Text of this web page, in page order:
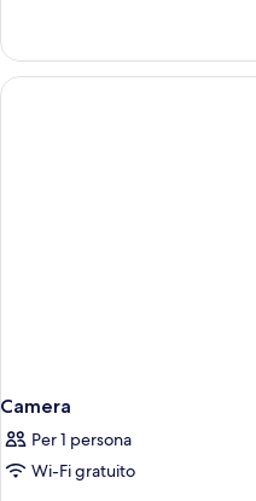
Superior
Camera
Per 1 persona
Wi-Fi gratuito